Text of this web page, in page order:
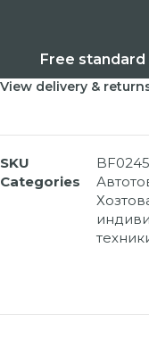
Free
View delivery &
SKU
Categories